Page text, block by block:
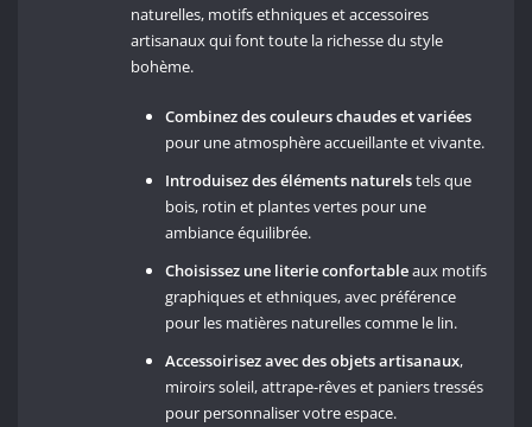
naturelles, motifs ethniques et accessoires
artisanaux qui font toute la richesse du style
bohème.
Combinez des couleurs chaudes et variées
pour une atmosphère accueillante et vivante.
Introduisez des éléments naturelstels que
bois, rotin et plantes vertes pour une
ambiance équilibrée.
Choisissez une literie confortableaux motifs
graphiques et ethniques, avec préférence
pour les matières naturelles comme le lin.
Accessoirisez avec des objets artisanaux,
miroirs soleil, attrape-rêves et paniers tressés
pour personnaliser votre espace.